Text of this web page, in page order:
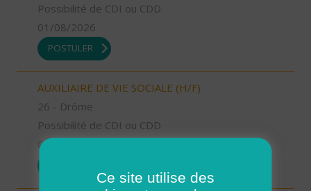
Possibilité de CDI ou CDD
01/08/2026
POSTULER
AUXILIAIRE DE VIE SOCIALE (H/F)
26 - Drôme
Possibilité de CDI ou CDD
01/08/2026
Ce site utilise des